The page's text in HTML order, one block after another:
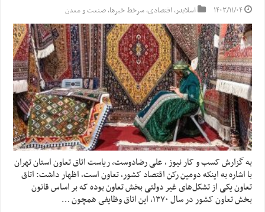
۱۴۰۳/۱۱/۰۴ اسلایدر,اقتصادی,سرخط خبرها,صنعت و معدن
به گزارش کسب و کار نیوز ، علی رضادوست، ریاست اتاق تعاون استان تهران
با اشاره به اینکه دومین رکن اقتصاد کشور، تعاون است، اظهار داشت: اتاق
تعاون یکی از تشکل‌های غیر دولتی بخش تعاون بوده که بر اساس قانون
بخش تعاون کشور در سال ۱۳۷۰، این اتاق وظایفی همچون …